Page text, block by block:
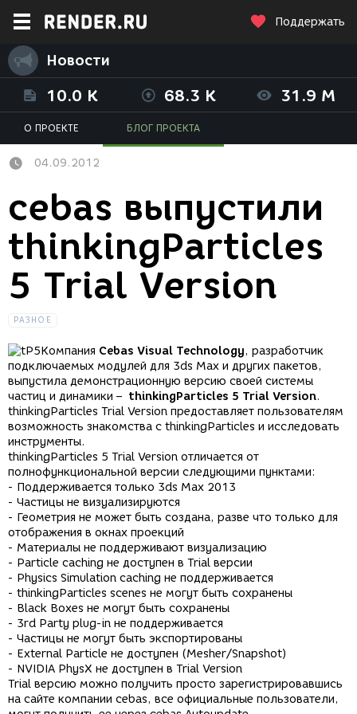
Поддержать
Новости
10.0 K 68.3 K 31.9 M
О ПРОЕКТЕ БЛОГ ПРОЕКТА
04.09.2012
cebas выпустили
thinkingParticles
5 Trial Version
РАЗНОЕ
Компания Cebas Visual Technology, разработчик
подключаемых модулей для 3ds Max и других пакетов,
выпустила демонстрационную версию своей системы
частиц и динамики – thinkingParticles 5 Trial Version.
thinkingParticles Trial Version предоставляет пользователям
возможность знакомства с thinkingParticles и исследовать
инструменты.
thinkingParticles 5 Trial Version отличается от
полнофункциональной версии следующими пунктами:
- Поддерживается только 3ds Max 2013
- Частицы не визуализируются
- Геометрия не может быть создана, разве что только для
отображения в окнах проекций
- Материалы не поддерживают визуализацию
- Particle caching не доступен в Trial версии
- Physics Simulation caching не поддерживается
- thinkingParticles scenes не могут быть сохранены
- Black Boxes не могут быть сохранены
- 3rd Party plug-in не поддерживается
- Частицы не могут быть экспортированы
- External Particle не доступен (Mesher/Snapshot)
- NVIDIA PhysX не доступен в Trial Version
Trial версию можно получить просто зарегистрировавшись
на сайте компании cebas, все официальные пользователи,